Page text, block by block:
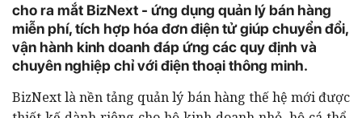
cho ra mắt BizNext - ứng dụng quản lý bán hàng
miễn phí, tích hợp hóa đơn điện tử giúp chuyển đổi,
vận hành kinh doanh đáp ứng các quy định và
BizNext là nền tảng quản lý bán hàng thế hệ mới được